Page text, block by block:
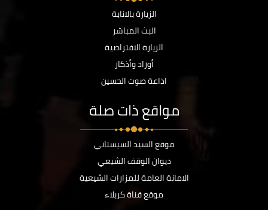
الزيارة بالانابة
البث المباشر
الزيارة الافتراضية
أوراد وأذكار
اذاعة صوت الحسين
مواقع ذات صلة
موقع السيد السيستاني
ديوان الوقف الشيعي
الامانة العامة للمزارات الشيعية
موقع قناة كربلاء